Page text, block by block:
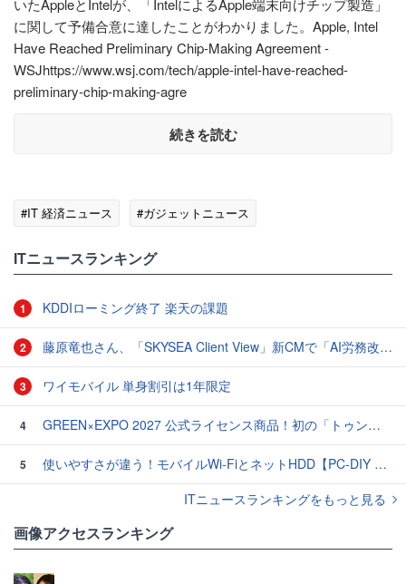
いたAppleとIntelが、「IntelによるApple端末向けチップ製造」
に関して予備合意に達したことがわかりました。Apple, Intel
Have Reached Preliminary Chip-Making Agreement -
WSJhttps://www.wsj.com/tech/apple-intel-have-reached-
preliminary-chip-making-agre
続きを読む
#IT 経済ニュース #ガジェットニュース
ITニュースランキング
1 KDDIローミング終了 楽天の課題
2 藤原竜也さん、「SKYSEA Client View」新CMで「AI労務改善」をアピール 働き方をAIが分析したら「すぐに休んで」と言われる？
3 ワイモバイル 単身割引は1年限定
4 GREEN×EXPO 2027 公式ライセンス商品！初の「トゥンクトゥンク」公式LINEスタンプ、販売開始
5
使いやすさが違う！モバイルWi-FiとネットHDD【PC-DIY 秋の陣】
ITニュースランキングをもっと見る
画像アクセスランキング